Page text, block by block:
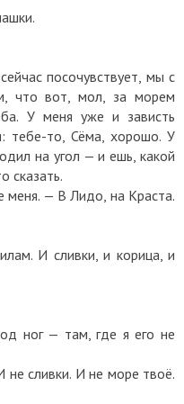
посочувствует, мы с
что вот, мол, за морем
У меня уже и зависть
тебе-то, Сёма, хорошо. У
на угол — и ешь, какой
сказать.
меня. — В Лидо, на Краста.
И сливки, и корица, и
ног — там, где я его не
сливки. И не море твоё.